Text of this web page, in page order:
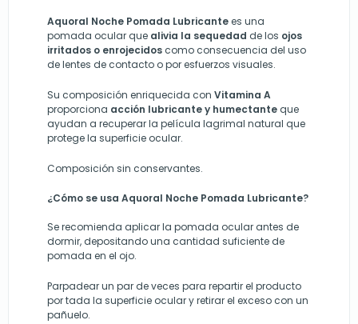
Aquoral Noche Pomada Lubricantees una
pomada ocular que alivia la sequedad de los ojos
irritados o enrojecidos como consecuencia del uso
de lentes de contacto o por esfuerzos visuales.
Su composición enriquecida con Vitamina A
proporciona acción lubricante y humectante que
ayudan a recuperar la película lagrimal natural que
protege la superficie ocular.
Composición sin conservantes.
¿Cómo se usa Aquoral Noche Pomada Lubricante?
Se recomienda aplicar la pomada ocular antes de
dormir, depositando una cantidad suficiente de
pomada en el ojo.
Parpadear un par de veces para repartir el producto
por tada la superficie ocular y retirar el exceso con un
pañuelo.